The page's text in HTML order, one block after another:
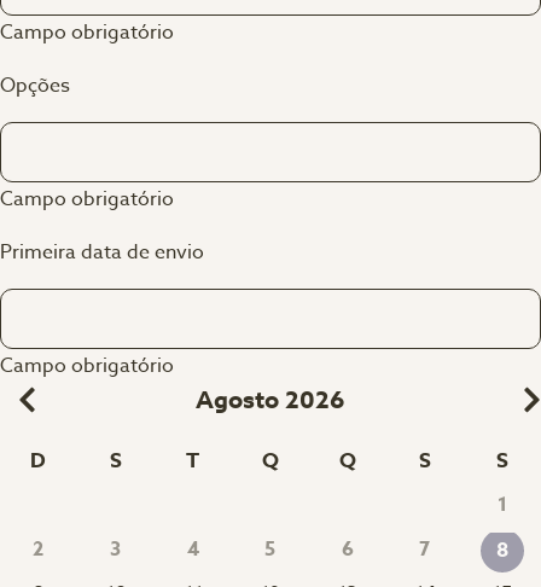
Campo obrigatório
Opções
Campo obrigatório
Primeira data de envio
Campo obrigatório
Agosto 2026
D S T Q Q S S
1
2
3 4 5 6 7
8